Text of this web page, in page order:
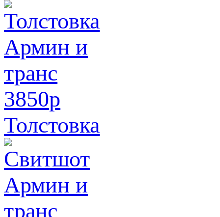
3850p
Толстовка